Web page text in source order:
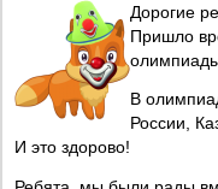
Дорогие
Пришло
В
России,
И это здорово!